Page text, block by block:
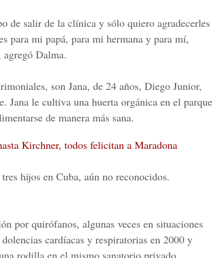
de salir de la clínica y sólo quiero agradecerles
para mi papá, para mi hermana y para mí,
Dalma.
son Jana, de 24 años, Diego Junior,
Jana le cultiva una huerta orgánica en el parque
de manera más sana.
Kirchner, todos felicitan a Maradona
hijos en Cuba, aún no reconocidos.
por quirófanos, algunas veces en situaciones
cardíacas y respiratorias en 2000 y
rodilla en el mismo sanatorio privado.